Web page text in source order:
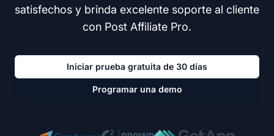
satisfechos y brinda excelente soporte al cliente
con Post Affiliate Pro.
Iniciar prueba gratuita de 30 días
Programar una demo